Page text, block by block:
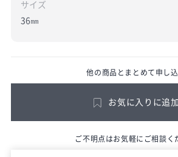
サイズ
36㎜
他の商品とまとめて申し
お気に入りに追加
ご不明点はお気軽にご相談く